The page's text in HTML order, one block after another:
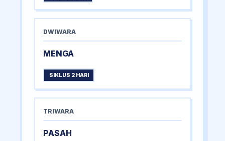
DWIWARA
MENGA
SIKLUS 2 HARI
TRIWARA
PASAH